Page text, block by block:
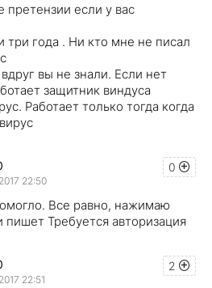
претензии если у вас
три года . Ни кто мне не писал
вы не знали. Если нет
защитник виндуса
Работает только тогда когда
0
22:50
Все равно, нажимаю
пишет Требуется авторизация
2
22:51